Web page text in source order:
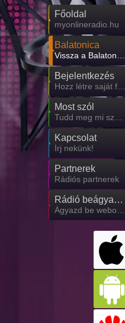
Főoldal
myonlineradio.hu
Balatonica
Vissza a Balatonica oldalára
Bejelentkezés
Hozz létre saját fiókot!
Most szól
Tudd meg mi szólt eddig
Kapcsolat
Írj nekünk!
Partnerek
Rádiós partnerek
Rádió beágyazás
Ágyazd be weboldaladba